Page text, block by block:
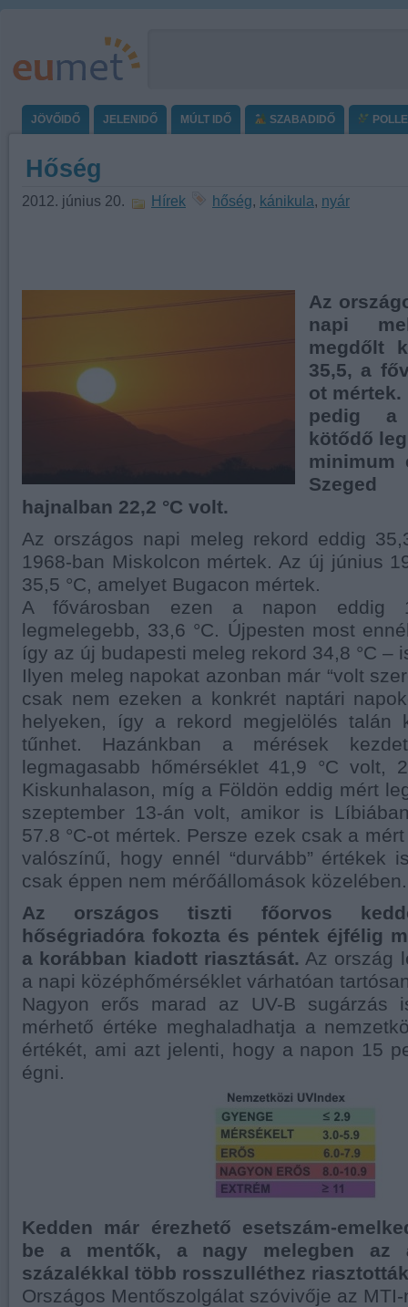
JÖVŐIDŐ JELENIDŐ MÚLT IDŐ SZABADIDŐ
Hőség
2012. június 20. Hírek hőség, kánikula, nyár
Az
napi
megdőlt
35,5, a
ot mértek.
pedig a
kötődő
minimum
hajnalban 22,2 °C volt.
Az országos napi meleg rekord eddig
1968-ban Miskolcon mértek. Az új június
35,5 °C, amelyet Bugacon mértek.
A fővárosban ezen a napon eddig
legmelegebb, 33,6 °C. Újpesten most
így az új budapesti meleg rekord 34,8 °C –
Ilyen meleg napokat azonban már “volt
csak nem ezeken a konkrét naptári
helyeken, így a rekord megjelölés talán
tűnhet. Hazánkban a mérések
legmagasabb hőmérséklet 41,9 °C volt,
Kiskunhalason, míg a Földön eddig mért
szeptember 13-án volt, amikor is
57.8 °C-ot mértek. Persze ezek csak a
valószínű, hogy ennél “durvább” értékek
csak éppen nem mérőállomások közelében.
Az országos tiszti főorvos
hőségriadóra fokozta és péntek éjfélig
a korábban kiadott riasztását. Az ország
a napi középhőmérséklet várhatóan
Nagyon erős marad az UV-B sugárzás
mérhető értéke meghaladhatja a
értékét, ami azt jelenti, hogy a napon 15
égni.
Kedden már érezhető esetszám-
be a mentők, a nagy melegben az
százalékkal több rosszulléthez
Országos Mentőszolgálat szóvivője az MTI-